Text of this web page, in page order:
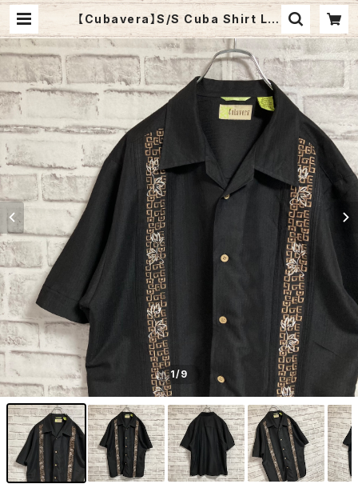
【Cubavera】S/S Cuba Shirt L相
当 キューバシャツ 刺繍 オープンカラ
ーシャツ 開襟シャツ ブラック アメリ
カ USA 古着 | Fuzzy Fuzzy
1/9